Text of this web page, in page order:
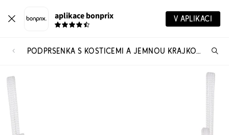
aplikace bonprix V APLIKACI
PODPRSENKA S KOSTICEMI A JEMNOU KRAJKOU (3 KS V BALENÍ)